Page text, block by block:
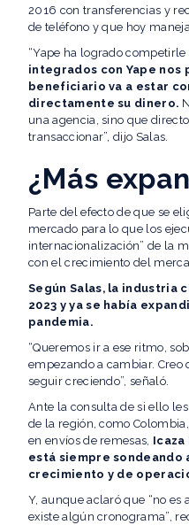
2016 con transferencias y
de teléfono y que hoy
“Yape ha logrado
integrados con Yape nos
beneficiario va a estar
directamente su dinero.
una agencia, sino que
transaccionar”, dijo Salas.
¿Más
Parte del efecto de que se
mercado para lo que los
internacionalización” de la
con el crecimiento del
Según Salas, la industria
2023 y ya se había
pandemia.
“Queremos ir a ese ritmo,
empezando a cambiar.
seguir creciendo”, señaló.
Ante la consulta de si ello
de la región, como
en envíos de remesas, Icaza
está siempre
crecimiento y de
Y, aunque aclaró que “no
existe algún cronograma”,